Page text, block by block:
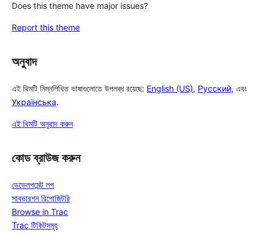
Does this theme have major issues?
Report this theme
অনুবাদ
এই থিমটি নিম্নলিখিত ভাষাগুলোতে উপলব্ধ রয়েছে: English (US), Русский, এবং
Українська.
এই থিমটি অনুবাদ করুন
কোড ব্রাউজ করুন
ডেভেলপমেন্ট লগ
সাবভারশন রিপোজিটরি
Browse in Trac
Trac টিকিটসমূহ